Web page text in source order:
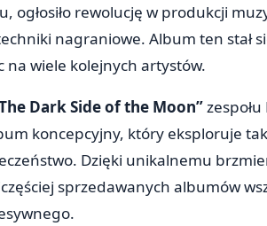
ogłosiło rewolucję w produkcji
nagraniowe. Album ten stał
na wiele kolejnych artystów.
Dark Side of the Moon”
koncepcyjny, który eksploruje
Dzięki unikalnemu
sprzedawanych albumów